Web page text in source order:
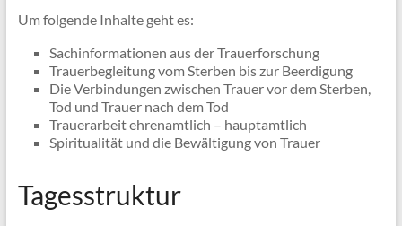
Um folgende Inhalte geht es:
Sachinformationen aus der Trauerforschung
Trauerbegleitung vom Sterben bis zur Beerdigung
Die Verbindungen zwischen Trauer vor dem Sterben,
Tod und Trauer nach dem Tod
Trauerarbeit ehrenamtlich – hauptamtlich
Spiritualität und die Bewältigung von Trauer
Tagesstruktur